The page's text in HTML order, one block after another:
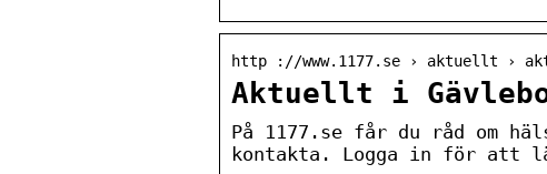
http ://www.1177.se › aktuellt ›
Aktuellt i
På 1177.se får du råd om
kontakta. Logga in för att